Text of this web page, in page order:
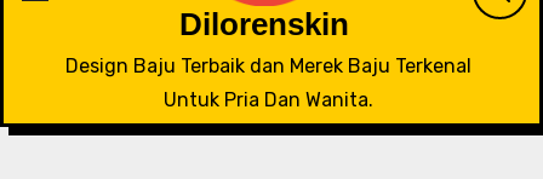
Dilorenskin
Design Baju Terbaik dan Merek Baju Terkenal
Untuk Pria Dan Wanita.